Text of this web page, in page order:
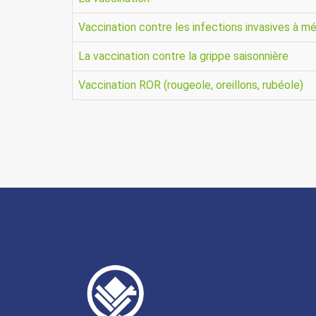
Vaccination contre les infections invasives à
La vaccination contre la grippe saisonnière
Vaccination ROR (rougeole, oreillons, rubéole)